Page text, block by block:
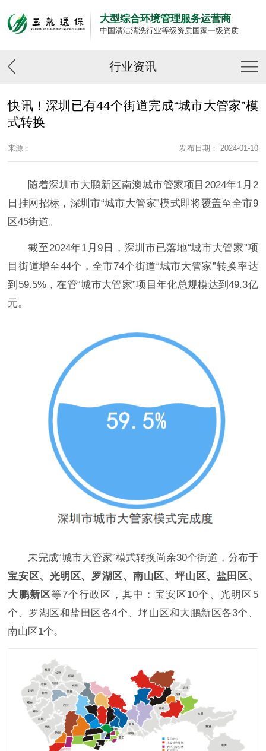
大型综合环境管理服务运营商
中国清洁清洗行业等级资质国家一级资质
行业资讯
快讯！深圳已有44个街道完成“城市大管家”模
式转换
来源： 发布日期： 2024-01-10
随着深圳市大鹏新区南澳城市管家项目2024年1月2
日挂网招标，深圳市“城市大管家”模式即将覆盖至全市9
区45街道。
截至2024年1月9日，深圳市已落地“城市大管家”项
目街道增至44个，全市74个街道“城市大管家”转换率达
到59.5%，在管“城市大管家”项目年化总规模达到49.3亿
元。
未完成“城市大管家”模式转换尚余30个街道，分布于
宝安区、光明区、罗湖区、南山区、坪山区、盐田区、
大鹏新区等7个行政区，其中：宝安区10个、光明区5
个、罗湖区和盐田区各4个、坪山区和大鹏新区各3个、
南山区1个。